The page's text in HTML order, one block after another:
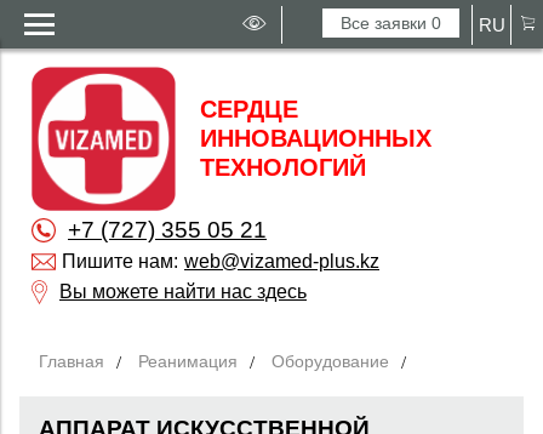
Все заявки0 RU
СЕРДЦЕ
ИННОВАЦИОННЫХ
ТЕХНОЛОГИЙ
+7 (727) 355 05 21
Пишите нам: web@vizamed-plus.kz
Вы можете найти нас здесь
Главная Реанимация Оборудование
АППАРАТ ИСКУССТВЕННОЙ